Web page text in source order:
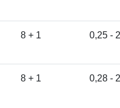
8 + 1 0,25 -
8 + 1 0,28 -